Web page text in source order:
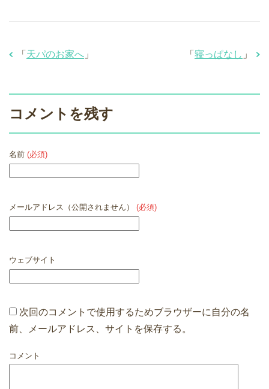
「 寝っぱなし 」
「 天パのお家へ 」
コメントを残す
名前 (必須)
メールアドレス（公開されません） (必須)
ウェブサイト
次回のコメントで使用するためブラウザーに自分の名
前、メールアドレス、サイトを保存する。
コメント